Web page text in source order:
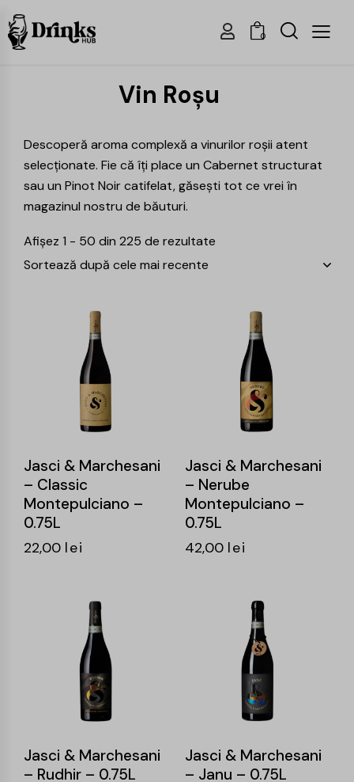
0
Vin Roșu
Descoperă aroma complexă a vinurilor roșii atent
selecționate. Fie că îți place un Cabernet structurat
sau un Pinot Noir catifelat, găsești tot ce vrei în
magazinul nostru de băuturi.
Afișez 1 - 50 din 225 de rezultate
Jasci & Marchesani
– Classic
Montepulciano –
0.75L
22,00 lei
Jasci & Marchesani
– Nerube
Montepulciano –
0.75L
42,00 lei
Jasci & Marchesani
– Rudhir – 0.75L
Jasci & Marchesani
– Janu – 0.75L